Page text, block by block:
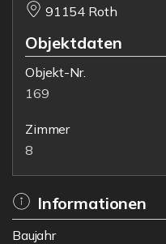
91154 Roth
Objektdaten
Objekt-Nr.
169
Zimmer
8
Informationen
Baujahr